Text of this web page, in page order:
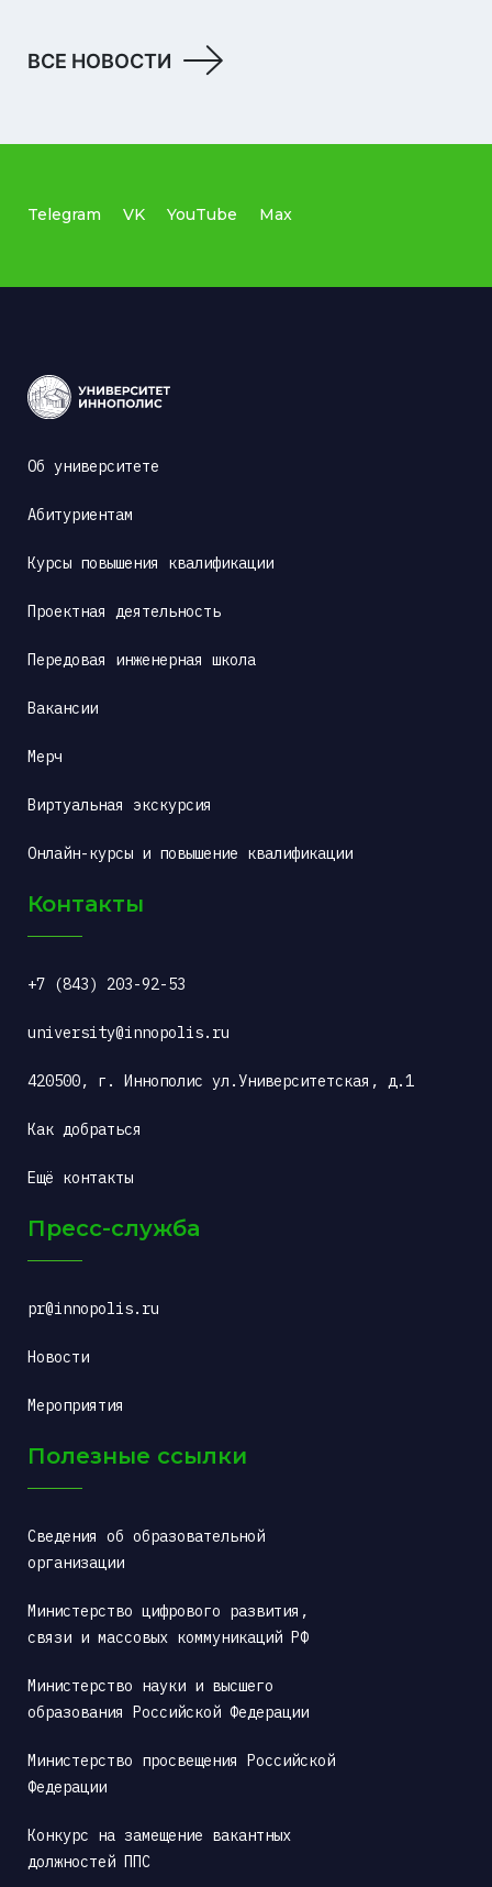
ВСЕ НОВОСТИ
Telegram VK YouTube Max
Об университете
Абитуриентам
Курсы повышения квалификации
Проектная деятельность
Передовая инженерная школа
Вакансии
Мерч
Виртуальная экскурсия
Онлайн-курсы и повышение квалификации
Контакты
+7 (843) 203-92-53
university@innopolis.ru
420500, г. Иннополис ул.Университетская, д.1
Как добраться
Ещё контакты
Пресс-служба
pr@innopolis.ru
Новости
Мероприятия
Полезные ссылки
Сведения об образовательной
организации
Министерство цифрового развития,
связи и массовых коммуникаций РФ
Министерство науки и высшего
образования Российской Федерации
Министерство просвещения Российской
Федерации
Конкурс на замещение вакантных
должностей ППС